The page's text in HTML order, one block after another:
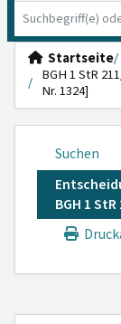
Startseite
BGH 1 StR
Nr. 1324]
Suchen
BGH 1